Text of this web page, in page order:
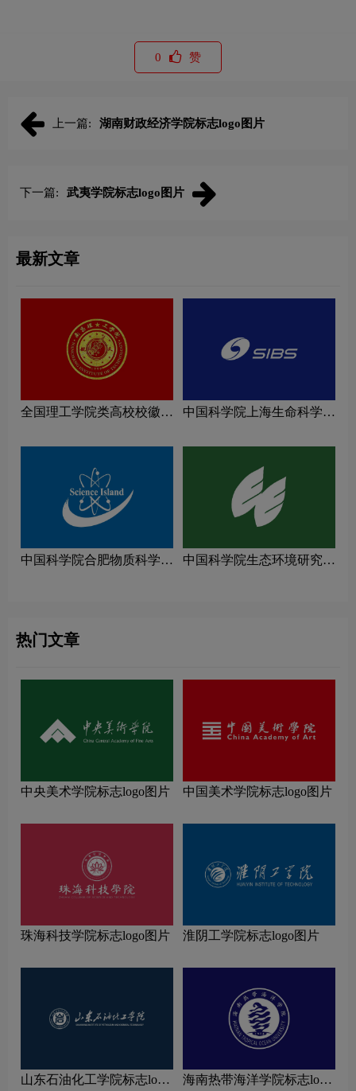
0 赞
上一篇: 湖南财政经济学院标志logo图片
下一篇: 武夷学院标志logo图片
最新文章
全国理工学院类高校校徽设
中国科学院上海生命科学研
中国科学院合肥物质科学研
中国科学院生态环境研究中
热门文章
中央美术学院标志logo图片 中国美术学院标志logo图片
珠海科技学院标志logo图片 淮阴工学院标志logo图片
山东石油化工学院标志logo
海南热带海洋学院标志logo